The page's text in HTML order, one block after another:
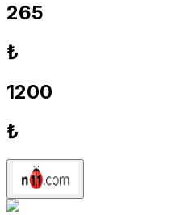
265
₺
1200
₺